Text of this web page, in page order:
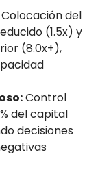
Colocación del
(1.5x) y
(8.0x+),
Control
del capital
decisiones